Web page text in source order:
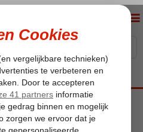
Hotel Xaine Park